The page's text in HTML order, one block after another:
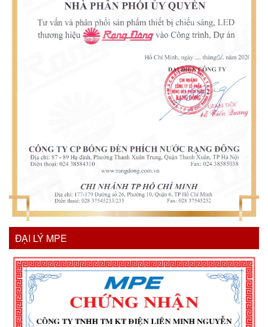
ĐẠI LÝ MPE